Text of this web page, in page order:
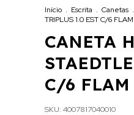
Início . Escrita . Canetas .
TRIPLUS 1.0 EST C/6 FLAM
CANETA
C/6 FLAM
SKU: 4007817040010